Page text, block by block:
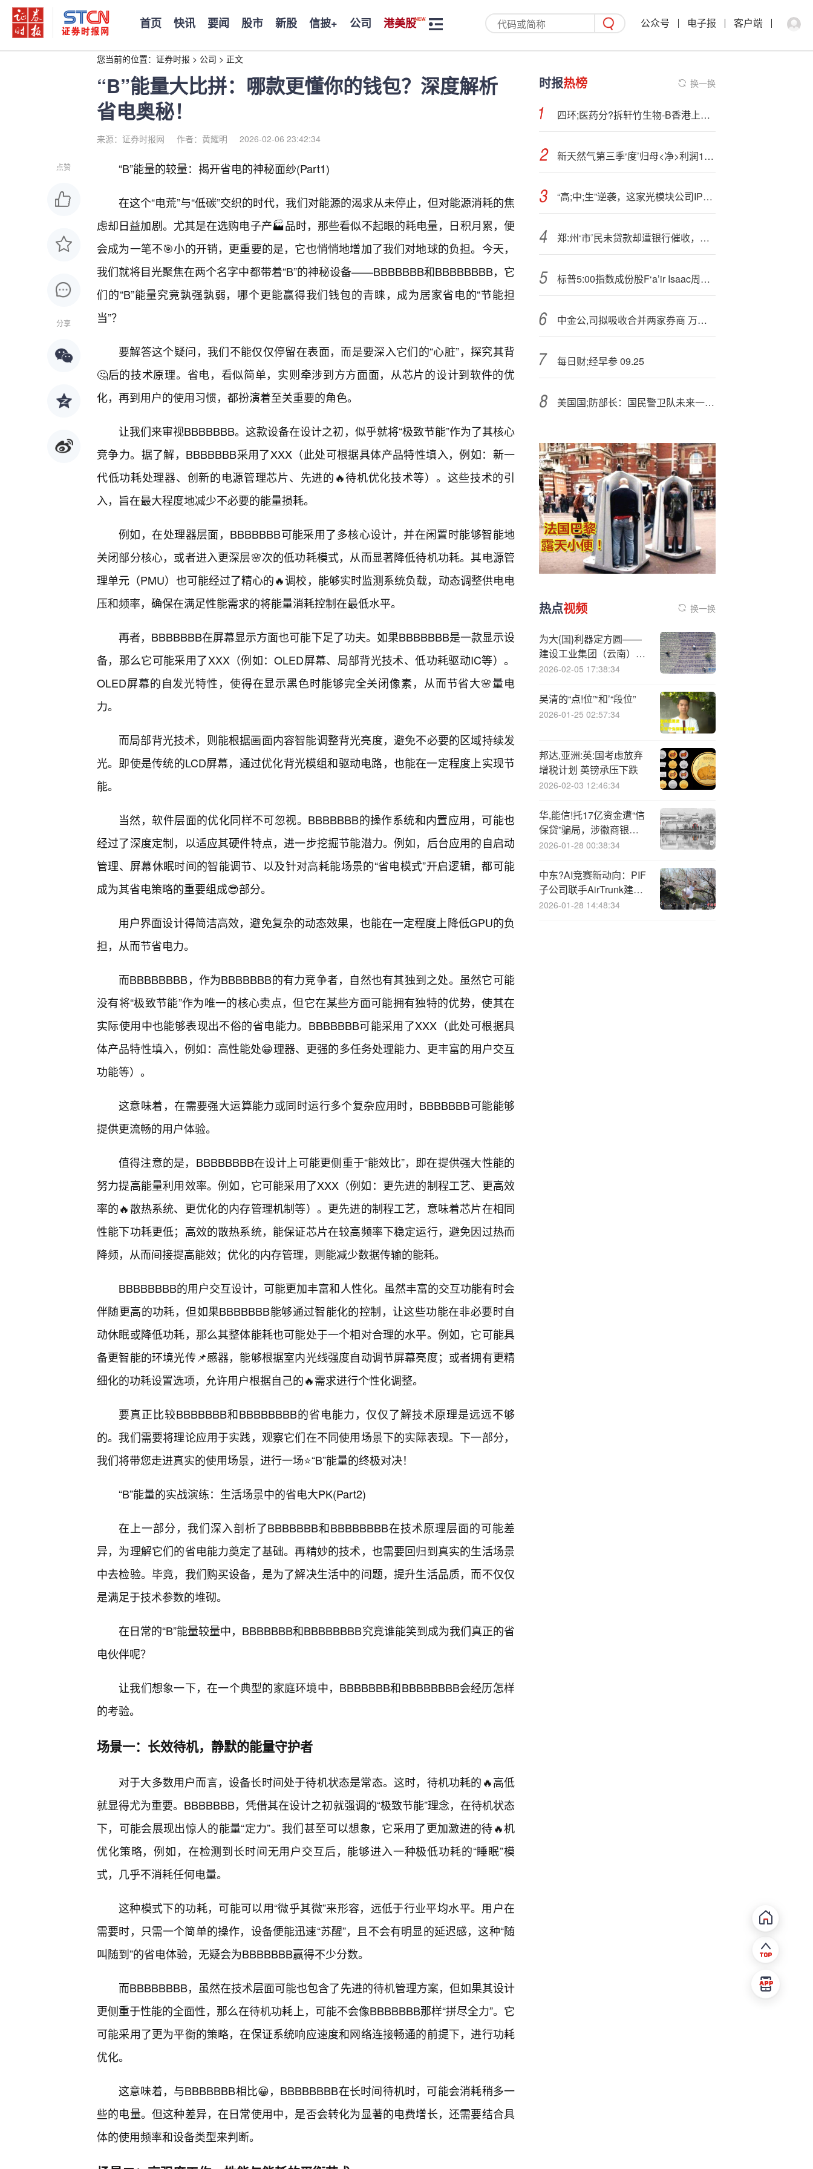
首页 快讯 要闻 股市 新股 信披+ 公司 港美股 公众号 电子报 客户端
您当前的位置： 证券时报 > 公司 > 正文
“B”能量大比拼：哪款更懂你的钱包？深度解析
省电奥秘！
来源：证券时报网 作者：黄耀明 2026-02-06 23:42:34
点赞
分享
“B”能量的较量：揭开省电的神秘面纱(Part1)
在这个“电荒”与“低碳”交织的时代，我们对能源的渴求从未停止，但对能源消耗的焦
虑却日益加剧。尤其是在选购电子产🏭品时，那些看似不起眼的耗电量，日积月累，便
会成为一笔不🎯小的开销，更重要的是，它也悄悄地增加了我们对地球的负担。今天，
我们就将目光聚焦在两个名字中都带着“B”的神秘设备——BBBBBBB和BBBBBBBB，它
们的“B”能量究竟孰强孰弱，哪个更能赢得我们钱包的青睐，成为居家省电的“节能担
当”？
要解答这个疑问，我们不能仅仅停留在表面，而是要深入它们的“心脏”，探究其背
🤔后的技术原理。省电，看似简单，实则牵涉到方方面面，从芯片的设计到软件的优
化，再到用户的使用习惯，都扮演着至关重要的角色。
让我们来审视BBBBBBB。这款设备在设计之初，似乎就将“极致节能”作为了其核心
竞争力。据了解，BBBBBBB采用了XXX（此处可根据具体产品特性填入，例如：新一
代低功耗处理器、创新的电源管理芯片、先进的🔥待机优化技术等）。这些技术的引
入，旨在最大程度地减少不必要的能量损耗。
例如，在处理器层面，BBBBBBB可能采用了多核心设计，并在闲置时能够智能地
关闭部分核心，或者进入更深层🌸次的低功耗模式，从而显著降低待机功耗。其电源管
理单元（PMU）也可能经过了精心的🔥调校，能够实时监测系统负载，动态调整供电电
压和频率，确保在满足性能需求的将能量消耗控制在最低水平。
再者，BBBBBBB在屏幕显示方面也可能下足了功夫。如果BBBBBBB是一款显示设
备，那么它可能采用了XXX（例如：OLED屏幕、局部背光技术、低功耗驱动IC等）。
OLED屏幕的自发光特性，使得在显示黑色时能够完全关闭像素，从而节省大🌸量电
力。
而局部背光技术，则能根据画面内容智能调整背光亮度，避免不必要的区域持续发
光。即使是传统的LCD屏幕，通过优化背光模组和驱动电路，也能在一定程度上实现节
能。
当然，软件层面的优化同样不可忽视。BBBBBBB的操作系统和内置应用，可能也
经过了深度定制，以适应其硬件特点，进一步挖掘节能潜力。例如，后台应用的自启动
管理、屏幕休眠时间的智能调节、以及针对高耗能场景的“省电模式”开启逻辑，都可能
成为其省电策略的重要组成😎部分。
用户界面设计得简洁高效，避免复杂的动态效果，也能在一定程度上降低GPU的负
担，从而节省电力。
而BBBBBBBB，作为BBBBBBB的有力竞争者，自然也有其独到之处。虽然它可能
没有将“极致节能”作为唯一的核心卖点，但它在某些方面可能拥有独特的优势，使其在
实际使用中也能够表现出不俗的省电能力。BBBBBBB可能采用了XXX（此处可根据具
体产品特性填入，例如：高性能处😁理器、更强的多任务处理能力、更丰富的用户交互
功能等）。
这意味着，在需要强大运算能力或同时运行多个复杂应用时，BBBBBBB可能能够
提供更流畅的用户体验。
值得注意的是，BBBBBBBB在设计上可能更侧重于“能效比”，即在提供强大性能的
努力提高能量利用效率。例如，它可能采用了XXX（例如：更先进的制程工艺、更高效
率的🔥散热系统、更优化的内存管理机制等）。更先进的制程工艺，意味着芯片在相同
性能下功耗更低；高效的散热系统，能保证芯片在较高频率下稳定运行，避免因过热而
降频，从而间接提高能效；优化的内存管理，则能减少数据传输的能耗。
BBBBBBBB的用户交互设计，可能更加丰富和人性化。虽然丰富的交互功能有时会
伴随更高的功耗，但如果BBBBBBB能够通过智能化的控制，让这些功能在非必要时自
动休眠或降低功耗，那么其整体能耗也可能处于一个相对合理的水平。例如，它可能具
备更智能的环境光传📌感器，能够根据室内光线强度自动调节屏幕亮度；或者拥有更精
细化的功耗设置选项，允许用户根据自己的🔥需求进行个性化调整。
要真正比较BBBBBBB和BBBBBBBB的省电能力，仅仅了解技术原理是远远不够
的。我们需要将理论应用于实践，观察它们在不同使用场景下的实际表现。下一部分，
我们将带您走进真实的使用场景，进行一场⭐“B”能量的终极对决！
“B”能量的实战演练：生活场景中的省电大PK(Part2)
在上一部分，我们深入剖析了BBBBBBB和BBBBBBBB在技术原理层面的可能差
异，为理解它们的省电能力奠定了基础。再精妙的技术，也需要回归到真实的生活场景
中去检验。毕竟，我们购买设备，是为了解决生活中的问题，提升生活品质，而不仅仅
是满足于技术参数的堆砌。
在日常的“B”能量较量中，BBBBBBB和BBBBBBBB究竟谁能笑到成为我们真正的省
电伙伴呢？
让我们想象一下，在一个典型的家庭环境中，BBBBBBB和BBBBBBBB会经历怎样
的考验。
场景一：长效待机，静默的能量守护者
对于大多数用户而言，设备长时间处于待机状态是常态。这时，待机功耗的🔥高低
就显得尤为重要。BBBBBBB，凭借其在设计之初就强调的“极致节能”理念，在待机状态
下，可能会展现出惊人的能量“定力”。我们甚至可以想象，它采用了更加激进的待🔥机
优化策略，例如，在检测到长时间无用户交互后，能够进入一种极低功耗的“睡眠”模
式，几乎不消耗任何电量。
这种模式下的功耗，可能可以用“微乎其微”来形容，远低于行业平均水平。用户在
需要时，只需一个简单的操作，设备便能迅速“苏醒”，且不会有明显的延迟感，这种“随
叫随到”的省电体验，无疑会为BBBBBBB赢得不少分数。
而BBBBBBBB，虽然在技术层面可能也包含了先进的待机管理方案，但如果其设计
更侧重于性能的全面性，那么在待机功耗上，可能不会像BBBBBBB那样“拼尽全力”。它
可能采用了更为平衡的策略，在保证系统响应速度和网络连接畅通的前提下，进行功耗
优化。
这意味着，与BBBBBBB相比😀，BBBBBBBB在长时间待机时，可能会消耗稍多一
些的电量。但这种差异，在日常使用中，是否会转化为显著的电费增长，还需要结合具
体的使用频率和设备类型来判断。
时报热榜 换一换
四环;医药分?拆轩竹生物-B香港上市今起招股，10月15日挂牌
新天然气第三季‘度’归母<净>利润1.94亿元，同比下降30.1%
“高;中;生”逆袭，这家光模块公司IPO了
郑:州‘市’民未贷款却遭银行催收，银行回应后续
标普5:00指数成份股F‘a’ir Isaac周四早盘股价暴涨24%
中金公,司拟吸收合并两家券商 万亿元级券商整合或将“再下一城”
每日财;经早参 09.25
美国国;防部长：国民警卫队未来一周将“涌入”华盛顿特区
热点视频 换一换
为大{国}利器定方圆——
建设工业集团（云南）股
份有限公司张伟事迹丨我
司在行动
2026-02-05 17:38:34
吴清的“点!位”‘和’“段位”
2026-01-25 02:57:34
邦达,亚洲:英:国考虑放弃
增税计划 英镑承压下跌
2026-02-03 12:46:34
华,能信!托17亿资金遭“信
保贷”骗局，涉徽商银
行、中国人保
2026-01-28 00:38:34
中东?AI竞赛新动向：PIF
子公司联手AirTrunk建30
亿美元数据中心
2026-01-28 14:48:34